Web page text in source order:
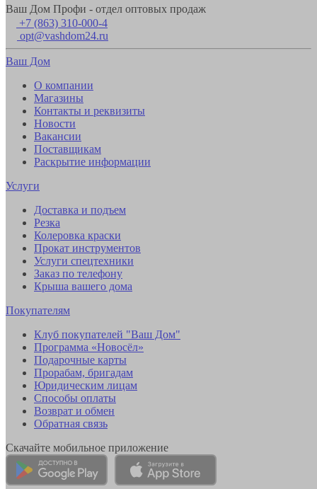
Ваш Дом Профи - отдел оптовых продаж
+7 (863) 310-000-4
opt@vashdom24.ru
Ваш Дом
О компании
Магазины
Контакты и реквизиты
Новости
Вакансии
Поставщикам
Раскрытие информации
Услуги
Доставка и подъем
Резка
Колеровка краски
Прокат инструментов
Услуги спецтехники
Заказ по телефону
Крыша вашего дома
Покупателям
Клуб покупателей "Ваш Дом"
Программа «Новосёл»
Подарочные карты
Прорабам, бригадам
Юридическим лицам
Способы оплаты
Возврат и обмен
Обратная связь
Скачайте мобильное приложение